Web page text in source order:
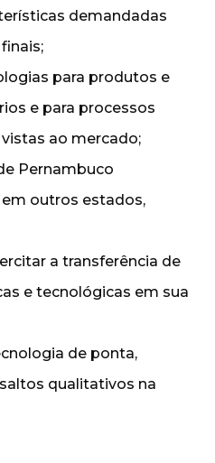
demandadas
para produtos e
e para processos
ao mercado;
Pernambuco
outros estados,
a transferência de
e tecnológicas em sua
de ponta,
qualitativos na